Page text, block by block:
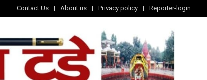
Contact Us About us Privacy policy Reporter-login